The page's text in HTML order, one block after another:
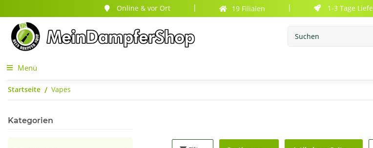
Online & vor Ort 19 Filialen 1-3 Tage
Menü
Startseite Vapes
Kategorien